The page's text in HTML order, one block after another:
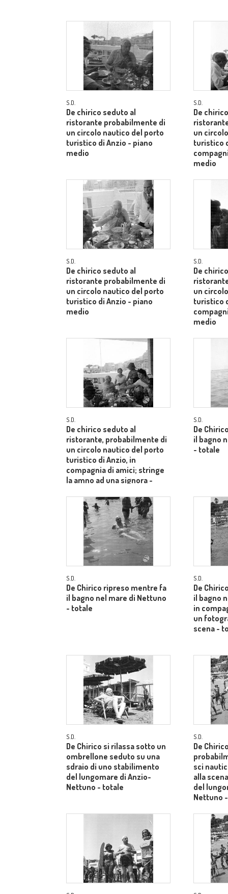
S.D.
De chirico seduto al
ristorante probabilmente di
un circolo nautico del porto
turistico di Anzio - piano
medio
S.D.
De
un
turistico
medio
S.D.
De chirico seduto al
ristorante probabilmente di
un circolo nautico del porto
turistico di Anzio - piano
medio
S.D.
De
un
turistico
medio
S.D.
De chirico seduto al
ristorante, probabilmente di
un circolo nautico del porto
turistico di Anzio, in
compagnia di amici; stringe
la amno ad una signora -
S.D.
De
il bagno
- totale
S.D.
De Chirico ripreso mentre fa
il bagno nel mare di Nettuno
- totale
S.D.
De
il bagno
in
un
scena -
S.D.
De Chirico si rilassa sotto un
ombrellone seduto su una
sdraio di uno stabilimento
del lungomare di Anzio-
Nettuno - totale
S.D.
De
sci
alla
del
Nettuno